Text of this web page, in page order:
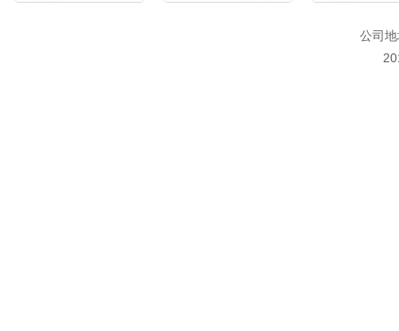
公司